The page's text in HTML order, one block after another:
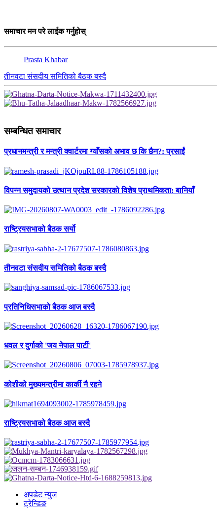
समाचार मन परे लाईक गर्नुहोस्
Prasta Khabar
तीनवटा संसदीय समितिको बैठक बस्दै
सम्बन्धित समाचार
प्रधानमन्त्री र मन्त्री क्वार्टरमा ग्याँसको अभाव छ कि छैन?: प्रसाईं
विपन्न समुदायको उत्थान प्रदेश सरकारको विशेष प्राथमिकता: बानियाँ
राष्ट्रियसभाको बैठक सर्यो
तीनवटा संसदीय समितिको बैठक बस्दै
प्रतिनिधिसभाको बैठक आज बस्दै
धवल र दुर्गाको 'जय नेपाल पार्टी'
कोशीको मुख्यमन्त्रीमा कार्की नै रहने
राष्ट्रियसभाको बैठक आज बस्दै
अपडेट न्युज
ट्रेन्डिङ